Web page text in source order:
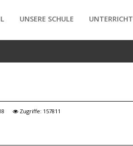
responsive_mobile_menu.php
UNSERE SCHULE UNTERRICHT
Zugriffe: 157811